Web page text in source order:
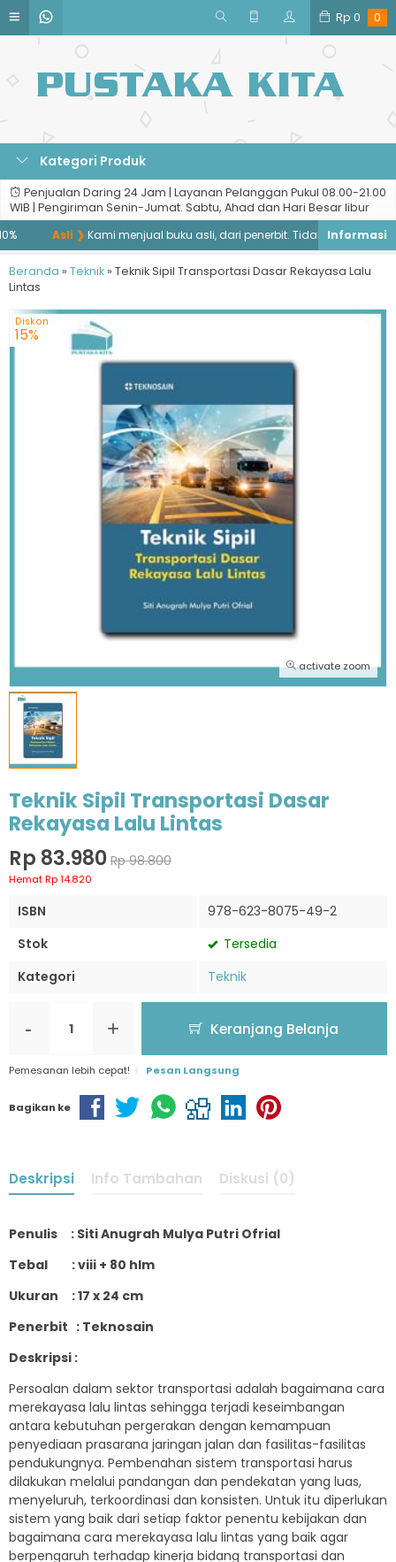
Rp 0 0
Kategori Produk
Penjualan Daring 24 Jam | Layanan Pelanggan Pukul 08.00-21.00
WIB | Pengiriman Senin-Jumat. Sabtu, Ahad dan Hari Besar libur
Asli ❯Kami menjual buku asli, dari penerbit. Tidak menjual buku
Beranda » Teknik » Teknik Sipil Transportasi Dasar Rekayasa Lalu
Lintas
activate zoom
Diskon
15%
Teknik Sipil Transportasi Dasar
Rekayasa Lalu Lintas
Rp 83.980 Rp 98.800
Hemat Rp 14.820
ISBN
978-623-8075-49-2
Stok
Tersedia
Kategori
Teknik
- + Keranjang Belanja
Pemesanan lebih cepat! Pesan Langsung
Bagikan ke
Deskripsi Info Tambahan Diskusi (0)
Penulis : Siti Anugrah Mulya Putri Ofrial
Tebal : viii + 80 hlm
Ukuran : 17 x 24 cm
Penerbit : Teknosain
Deskripsi :
Persoalan dalam sektor transportasi adalah bagaimana cara
merekayasa lalu lintas sehingga terjadi keseimbangan
antara kebutuhan pergerakan dengan kemampuan
penyediaan prasarana jaringan jalan dan fasilitas-fasilitas
pendukungnya. Pembenahan sistem transportasi harus
dilakukan melalui pandangan dan pendekatan yang luas,
menyeluruh, terkoordinasi dan konsisten. Untuk itu diperlukan
sistem yang baik dari setiap faktor penentu kebijakan dan
bagaimana cara merekayasa lalu lintas yang baik agar
berpengaruh terhadap kinerja bidang transportasi dan